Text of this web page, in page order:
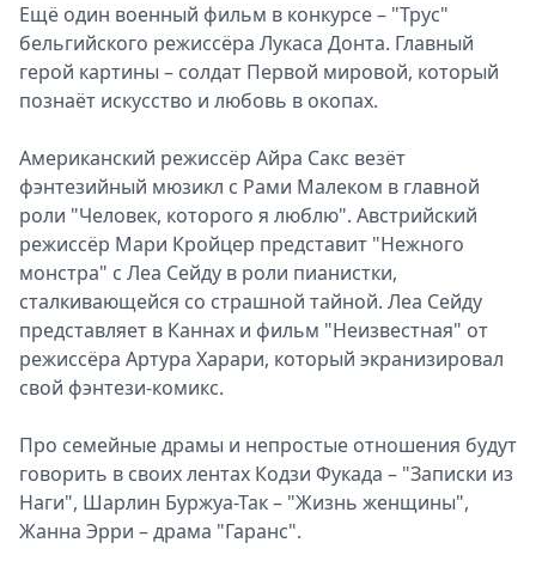
Ещё один военный фильм в конкурсе – "Трус"
бельгийского режиссёра Лукаса Донта. Главный
герой картины – солдат Первой мировой, который
познаёт искусство и любовь в окопах.
Американский режиссёр Айра Сакс везёт
фэнтезийный мюзикл с Рами Малеком в главной
роли "Человек, которого я люблю". Австрийский
режиссёр Мари Кройцер представит "Нежного
монстра" с Леа Сейду в роли пианистки,
сталкивающейся со страшной тайной. Леа Сейду
представляет в Каннах и фильм "Неизвестная" от
режиссёра Артура Харари, который экранизировал
свой фэнтези-комикс.
Про семейные драмы и непростые отношения будут
говорить в своих лентах Кодзи Фукада – "Записки из
Наги", Шарлин Буржуа-Так – "Жизнь женщины",
Жанна Эрри – драма "Гаранс".